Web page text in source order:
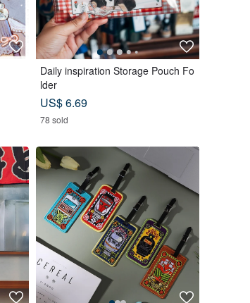
Daily inspiration Storage Pouch Fo
lder
US$ 6.69
78 sold